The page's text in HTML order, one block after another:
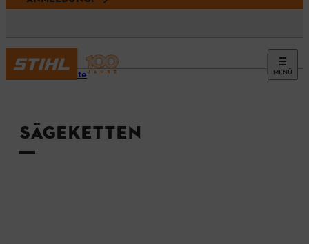
MENÜ
Startseite
SÄGEKETTEN